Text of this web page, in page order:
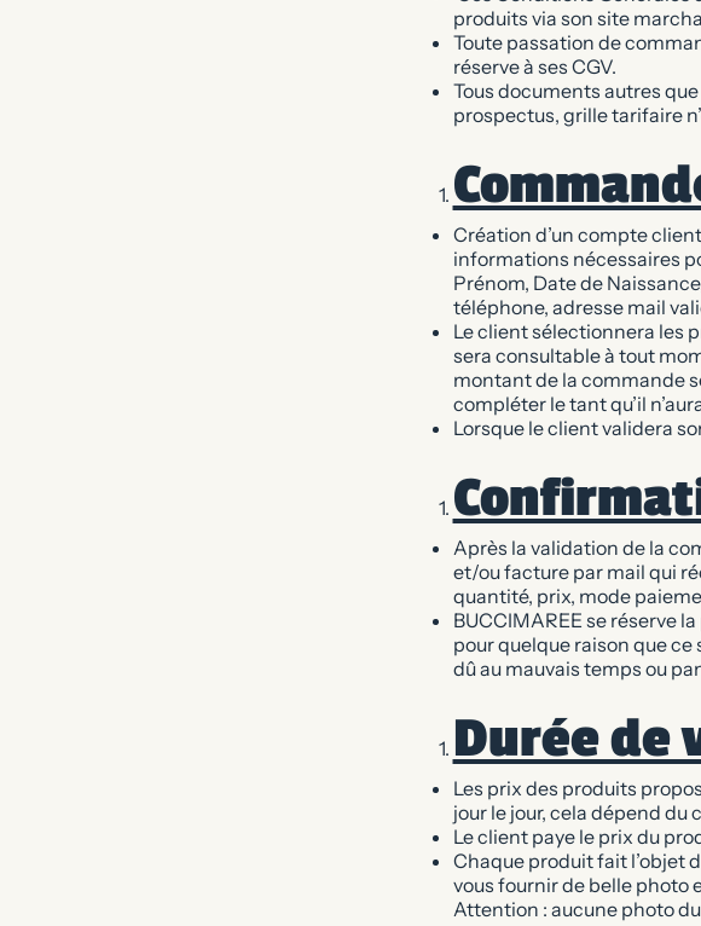
produits via son site
Toute passation de
réserve à ses CGV.
Tous documents autres
prospectus, grille tarifaire
Création d’un compte
informations nécessaires
Prénom, Date de
téléphone, adresse mail
Le client sélectionnera les
sera consultable à tout
montant de la commande
compléter le tant qu’il
Lorsque le client validera
Après la validation de la
et/ou facture par mail qui
quantité, prix, mode
BUCCIMAREE se réserve
pour quelque raison que
dû au mauvais temps ou
Durée de
Les prix des produits
jour le jour, cela dépend du
Le client paye le prix du
Chaque produit fait l’objet
vous fournir de belle photo
Attention : aucune photo